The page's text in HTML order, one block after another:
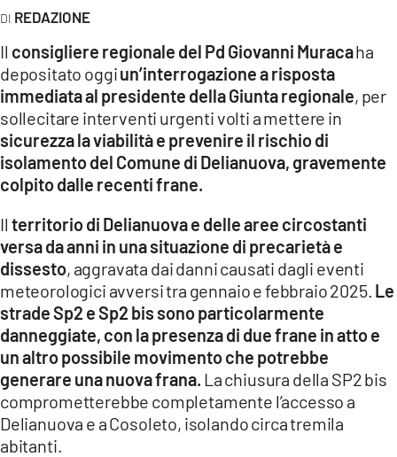
LAC ONAIR
Network
LACPLAY.IT
LACTV.IT
LACONAIR.IT
LACITYMAG.IT
ILREGGINO.IT
COSENZACHANNEL.IT
ILVIBONESE.IT
CATANZAROCHANNEL.IT
LACAPITALENEWS.IT
REDAZIONE
Il consigliere regionale del Pd Giovanni Muracaha
depositato oggiun’interrogazione a risposta
immediata al presidente della Giunta regionale, per
sollecitare interventi urgenti volti a mettere in
sicurezza la viabilità e prevenire il rischio di
isolamento del Comune di Delianuova, gravemente
colpito dalle recenti frane.
Il territorio di Delianuova e delle aree circostanti
versa da anni in una situazione di precarietà e
dissesto, aggravata dai danni causati dagli eventi
meteorologici avversi tra gennaio e febbraio 2025. Le
strade Sp2 e Sp2 bis sono particolarmente
danneggiate, con la presenza di due frane in atto e
un altro possibile movimento che potrebbe
generare una nuova frana. La chiusura della SP2 bis
comprometterebbe completamente l’accesso a
Delianuova e a Cosoleto, isolando circa tremila
abitanti.